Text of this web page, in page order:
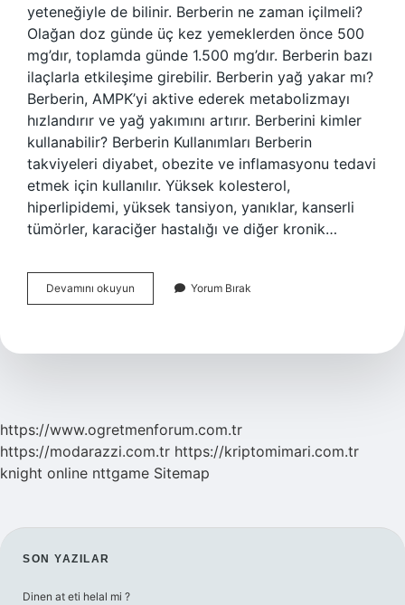
yeteneğiyle de bilinir. Berberin ne zaman içilmeli?
Olağan doz günde üç kez yemeklerden önce 500
mg’dır, toplamda günde 1.500 mg’dır. Berberin bazı
ilaçlarla etkileşime girebilir. Berberin yağ yakar mı?
Berberin, AMPK’yi aktive ederek metabolizmayı
hızlandırır ve yağ yakımını artırır. Berberini kimler
kullanabilir? Berberin Kullanımları Berberin
takviyeleri diyabet, obezite ve inflamasyonu tedavi
etmek için kullanılır. Yüksek kolesterol,
hiperlipidemi, yüksek tansiyon, yanıklar, kanserli
tümörler, karaciğer hastalığı ve diğer kronik…
Devamını okuyun Berberin
Çayı
Yarar
Yorum Bırak
https://www.ogretmenforum.com.tr
https://modarazzi.com.tr https://kriptomimari.com.tr
knight online nttgame Sitemap
SIDEBAR
SON YAZILAR
Dinen at eti helal mi ?